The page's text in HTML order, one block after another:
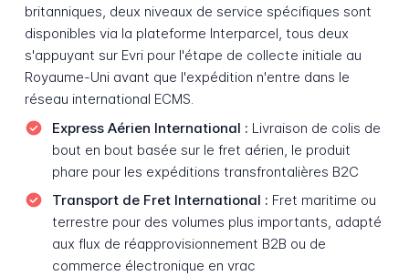
britanniques, deux niveaux de service spécifiques sont
disponibles via la plateforme Interparcel, tous deux
s'appuyant sur Evri pour l'étape de collecte initiale au
Royaume-Uni avant que l'expédition n'entre dans le
réseau international ECMS.
Express Aérien International : Livraison de colis de
bout en bout basée sur le fret aérien, le produit
phare pour les expéditions transfrontalières B2C
Transport de Fret International : Fret maritime ou
terrestre pour des volumes plus importants, adapté
aux flux de réapprovisionnement B2B ou de
commerce électronique en vrac